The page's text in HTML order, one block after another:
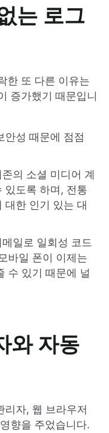
는 로그
한 또 다른 이유는
증가했기 때문입니
안성 때문에 점점
의 소셜 미디어 계
있도록 하며, 전통
대한 인기 있는 대
일로 일회성 코드
바일 폰이 이제는
수 있기 때문에 널
와 자동
자, 웹 브라우저
향을 주었습니다.